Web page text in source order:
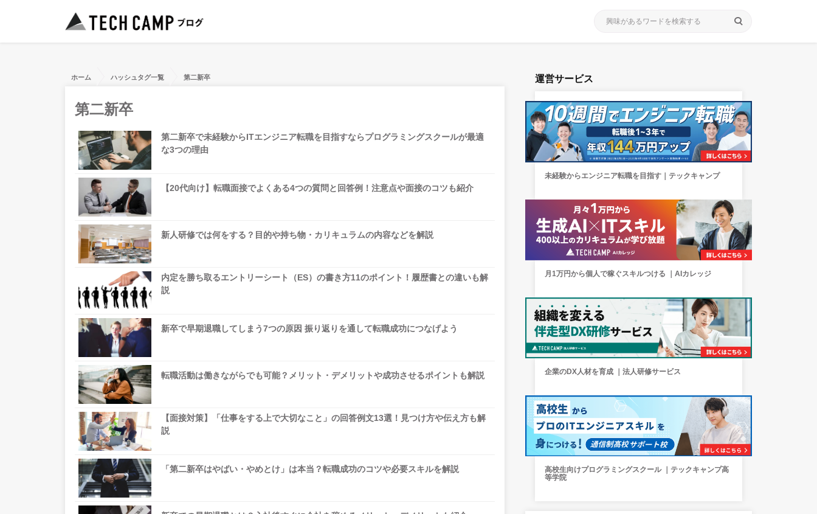
search
ホーム ハッシュタグ一覧 第二新卒
第二新卒
第二新卒で未経験からITエンジニア転職を目指すならプログラミングスクールが最適
な3つの理由
【20代向け】転職面接でよくある4つの質問と回答例！注意点や面接のコツも紹介
新人研修では何をする？目的や持ち物・カリキュラムの内容などを解説
内定を勝ち取るエントリーシート（ES）の書き方11のポイント！履歴書との違いも解
説
新卒で早期退職してしまう7つの原因 振り返りを通して転職成功につなげよう
転職活動は働きながらでも可能？メリット・デメリットや成功させるポイントも解説
【面接対策】「仕事をする上で大切なこと」の回答例文13選！見つけ方や伝え方も解
説
「第二新卒はやばい・やめとけ」は本当？転職成功のコツや必要スキルを解説
運営サービス
未経験からエンジニア転職を目指す｜テックキャンプ
月1万円から個人で稼ぐスキルつける ｜AIカレッジ
企業のDX人材を育成 ｜法人研修サービス
高校生向けプログラミングスクール ｜テックキャンプ高
等学院